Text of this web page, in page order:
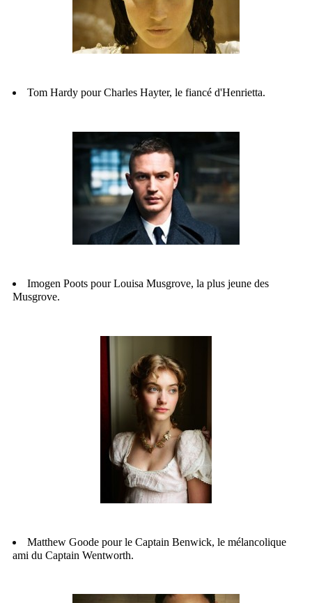
Tom Hardy pour Charles Hayter, le fiancé d'Henrietta.
Imogen Poots pour Louisa Musgrove, la plus jeune des
Musgrove.
Matthew Goode pour le Captain Benwick, le mélancolique
ami du Captain Wentworth.